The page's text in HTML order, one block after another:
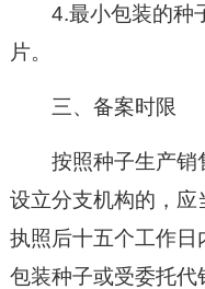
4.最小包装的种
片。
三、备案时限
按照种子生产销
设立分支机构的，
执照后十五个工作
包装种子或受委托